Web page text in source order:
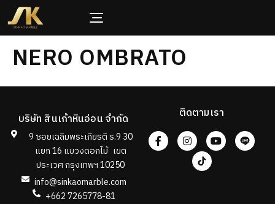
NERO OMBRATO
บริษัท สินเก้าหินอ่อน จำกัด
9 ซอยเฉลิมพระเกียรติ ร.9 30
แยก 16 แขวงดอกไม้ เขต
ประเวศ กรุงเทพฯ 10250
info@sinkaomarble.com
+662 7265778-81
ติดตามเรา